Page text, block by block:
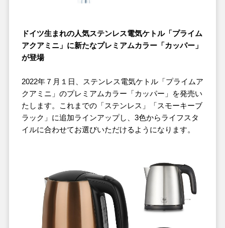
ドイツ生まれの人気ステンレス電気ケトル「プライム
アクアミニ」に新たなプレミアムカラー「カッパー」
が登場
2022年７月１日、ステンレス電気ケトル「プライムア
クアミニ 」のプレミアムカラー「カッパー」を発売い
たします。これまでの「ステンレス」「スモーキーブ
ラック」に追加ラインアップし、3色からライフスタ
イルに合わせてお選びいただけるようになります。